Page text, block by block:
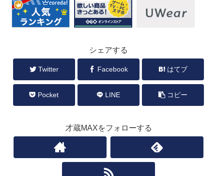
シェアする
Twitter Facebook はてブ
Pocket LINE コピー
才蔵MAXをフォローする